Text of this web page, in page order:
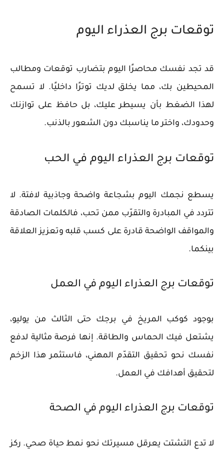
توقعات برج العذراء اليوم
قد تجد نفسك محاصرًا اليوم بتضارب توقعات ومطالب
المحيطين بك، مما يخلق لديك توترًا داخليًا. لا تسمح
لهذا الضغط بأن يسيطر عليك، بل حافظ على توازنك
وحدودك، واختر ما يناسبك دون الشعور بالذنب.
توقعات برج العذراء اليوم في الحب
يسطع نجمك اليوم بشجاعة واضحة وجاذبية لافتة. لا
تتردد في المبادرة والتقرّب ممن تحب، فالكلمات الصادقة
والمواقف الواضحة قادرة على كسب قلبه وتعزيز العلاقة
بينكما.
توقعات برج العذراء اليوم في العمل
بوجود كوكب المريخ في برجك حتى الثالث من يوليو،
يشتعل فيك الحماس والطاقة. إنها فرصة مثالية لدفع
نفسك نحو تحقيق التقدّم المهني، فاستثمر هذا الزخم
لتحقيق أهدافك في العمل.
توقعات برج العذراء اليوم في الصحة
لا تدع التشتت يعرقل مسيرتك نحو نمط حياة صحي. ركز